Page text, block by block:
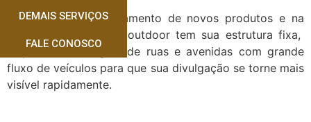
DEMAIS SERVIÇOS
FALE CONOSCO
Muito usado no lançamento de novos produtos e na
fixação de marcas o outdoor tem sua estrutura fixa,
disponível a margem de ruas e avenidas com grande
fluxo de veículos para que sua divulgação se torne mais
visível rapidamente.